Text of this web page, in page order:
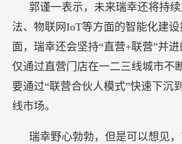
郭谨一表示，未来瑞幸还将持
法、物联网IoT等方面的智能化建
面，瑞幸还会坚持“直营+联营”并
仅通过直营门店在一二三线城市不
要通过“联营合伙人模式”快速下沉
线市场。
瑞幸野心勃勃，但是可以想见